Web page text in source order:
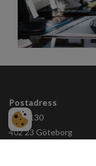
Postadress
Box 5130
402 23 Göteborg